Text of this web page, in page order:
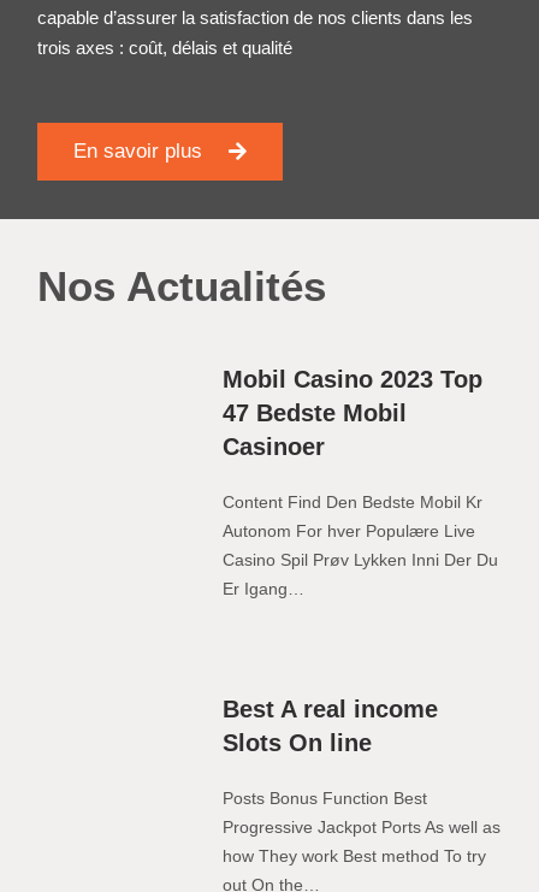
capable d’assurer la satisfaction de nos clients dans les
trois axes : coût, délais et qualité
En savoir plus
Nos Actualités
Mobil Casino 2023 Top
47 Bedste Mobil
Casinoer
Content Find Den Bedste Mobil Kr
Autonom For hver Populære Live
Casino Spil Prøv Lykken Inni Der Du
Er Igang…
Best A real income
Slots On line
Posts Bonus Function Best
Progressive Jackpot Ports As well as
how They work Best method To try
out On the…